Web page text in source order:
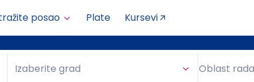
posao Plate Kursevi
Grad
Izaberite grad Oblast rada